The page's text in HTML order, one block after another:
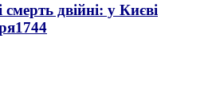
двійні: у Києві
1744